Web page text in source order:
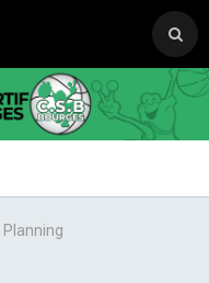
Planning